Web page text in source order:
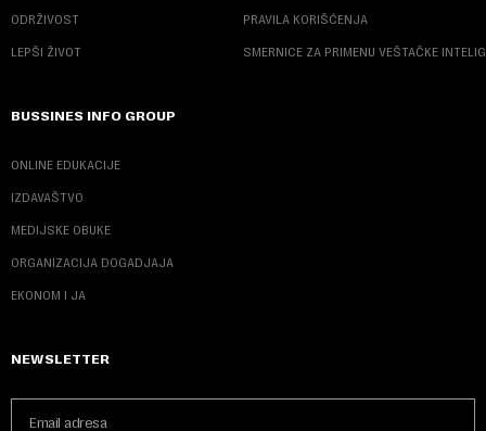
ODRŽIVOST
LEPŠI ŽIVOT
PRAVILA KORIŠĆENJA
SMERNICE ZA PRIMENU VEŠTAČKE
BUSSINES INFO GROUP
ONLINE EDUKACIJE
IZDAVAŠTVO
MEDIJSKE OBUKE
ORGANIZACIJA DOGADJAJA
EKONOM I JA
NEWSLETTER